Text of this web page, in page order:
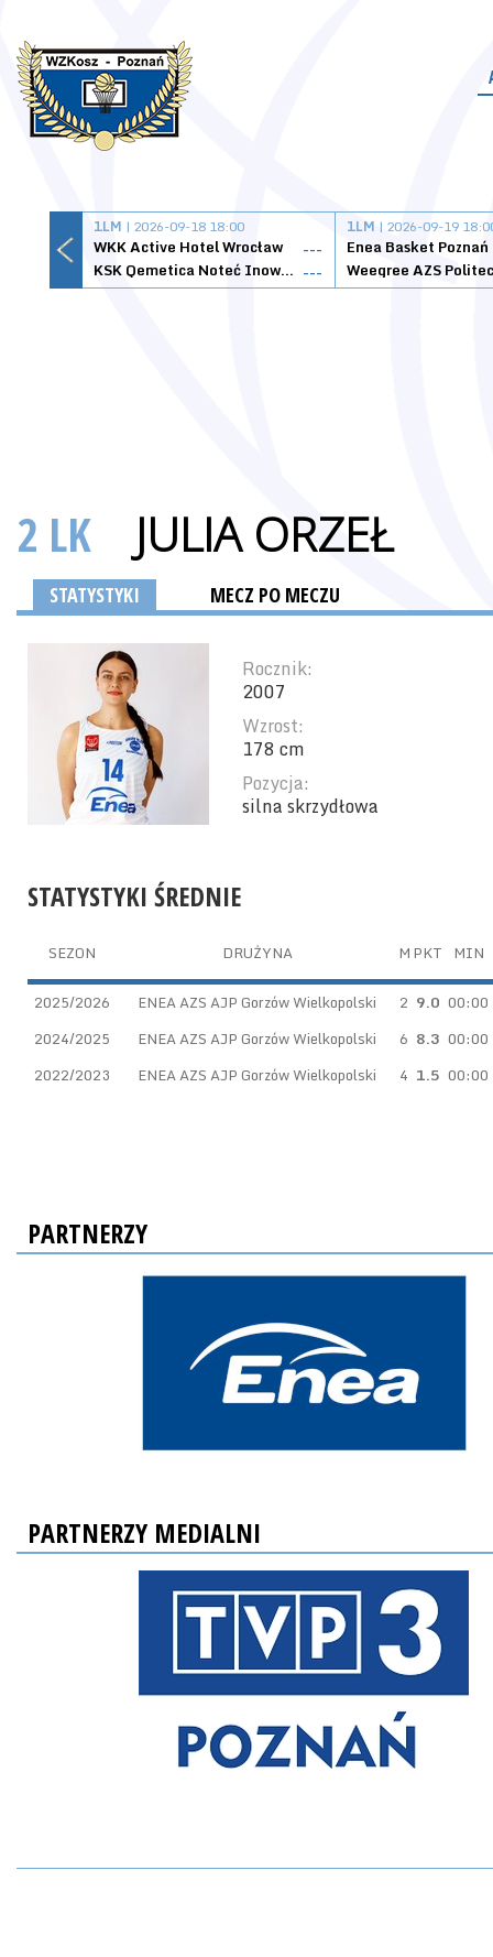
1LM | 2026-09-18 18:00
WKK Active Hotel Wrocław
---
KSK Qemetica Noteć Inowrocław ---
1LM | 2026-09-19
Enea Basket Poznań
2 LK JULIA ORZEŁ
STATYSTYKI MECZ PO MECZU
Rocznik:
2007
Wzrost:
178 cm
Pozycja:
silna skrzydłowa
STATYSTYKI ŚREDNIE
SEZON DRUŻYNA MPKT MIN
2025/2026 ENEA AZS AJP Gorzów Wielkopolski 2 9.0 00:00
2024/2025
ENEA AZS AJP Gorzów Wielkopolski 6 8.3 00:00
2022/2023
ENEA AZS AJP Gorzów Wielkopolski 4 1.5 00:00
PARTNERZY
PARTNERZY MEDIALNI